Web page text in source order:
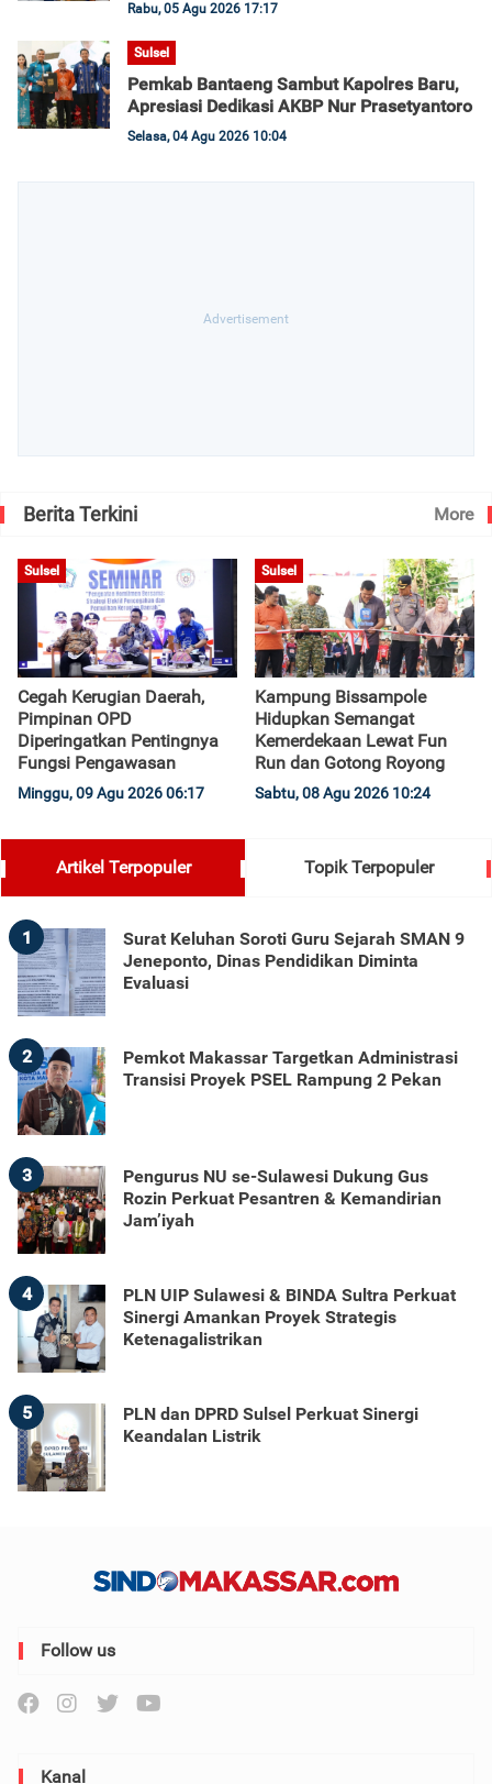
Rabu, 05 Agu 2026 17:17
Sulsel
Pemkab Bantaeng Sambut Kapolres Baru,
Apresiasi Dedikasi AKBP Nur Prasetyantoro
Selasa, 04 Agu 2026 10:04
Berita Terkini More
Sulsel
Cegah Kerugian Daerah,
Pimpinan OPD
Diperingatkan Pentingnya
Fungsi Pengawasan
Minggu, 09 Agu 2026 06:17
Sulsel
Kampung Bissampole
Hidupkan Semangat
Kemerdekaan Lewat Fun
Run dan Gotong Royong
Sabtu, 08 Agu 2026 10:24
Artikel Terpopuler Topik Terpopuler
1
Surat Keluhan Soroti Guru Sejarah SMAN 9
Jeneponto, Dinas Pendidikan Diminta
Evaluasi
2
Pemkot Makassar Targetkan Administrasi
Transisi Proyek PSEL Rampung 2 Pekan
3
Pengurus NU se-Sulawesi Dukung Gus
Rozin Perkuat Pesantren & Kemandirian
Jam’iyah
4
PLN UIP Sulawesi & BINDA Sultra Perkuat
Sinergi Amankan Proyek Strategis
Ketenagalistrikan
5
PLN dan DPRD Sulsel Perkuat Sinergi
Keandalan Listrik
Follow us
Kanal